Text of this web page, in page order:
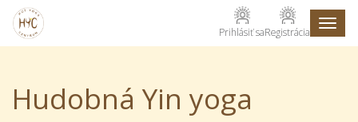
Prihlásiť saRegistrácia
Hudobná Yin yoga